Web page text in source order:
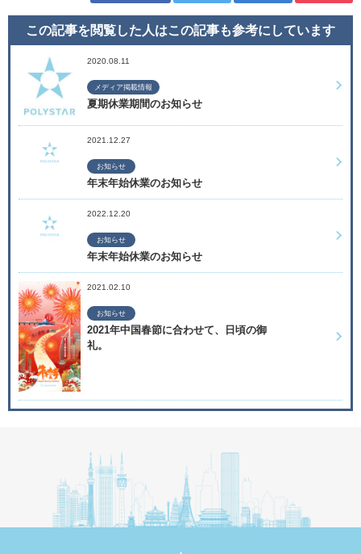
この記事を閲覧した人はこの記事も参考にしています
2020.08.11
メディア掲載情報
夏期休業期間のお知らせ
2021.12.27
お知らせ
年末年始休業のお知らせ
2022.12.20
お知らせ
年末年始休業のお知らせ
2021.02.10
お知らせ
2021年中国春節に合わせて、日頃の御
礼。